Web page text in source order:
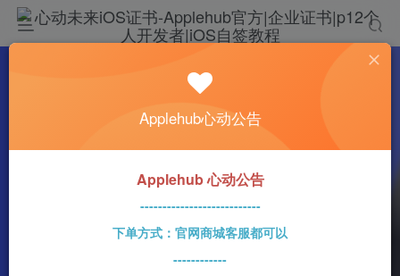
科技资讯
苹果处理Apple Vision Pro团队的方式与其他
业务非常不同
2023-07-18 心动未来
Applehub心动公告
Applehub 心动公告
---------------------------
下单方式：官网商城客服都可以
------------